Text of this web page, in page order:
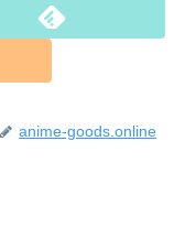
anime-goods.online